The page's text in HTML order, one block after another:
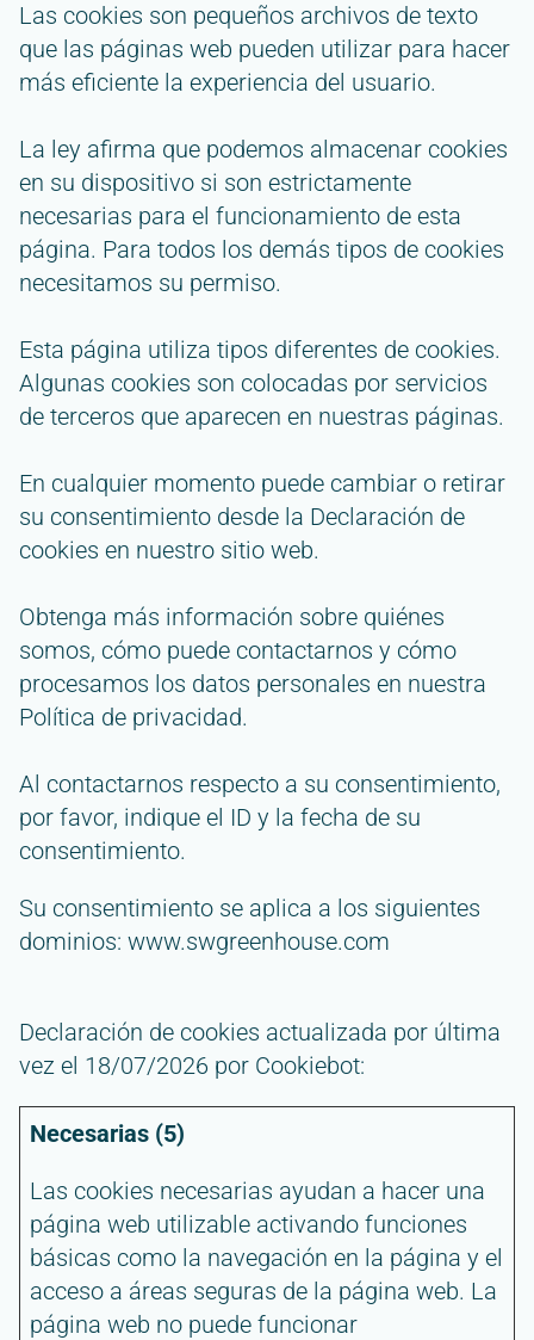
Las cookies son pequeños archivos de texto
que las páginas web pueden utilizar para hacer
más eficiente la experiencia del usuario.
La ley afirma que podemos almacenar cookies
en su dispositivo si son estrictamente
necesarias para el funcionamiento de esta
página. Para todos los demás tipos de cookies
necesitamos su permiso.
Esta página utiliza tipos diferentes de cookies.
Algunas cookies son colocadas por servicios
de terceros que aparecen en nuestras páginas.
En cualquier momento puede cambiar o retirar
su consentimiento desde la Declaración de
cookies en nuestro sitio web.
Obtenga más información sobre quiénes
somos, cómo puede contactarnos y cómo
procesamos los datos personales en nuestra
Política de privacidad.
Al contactarnos respecto a su consentimiento,
por favor, indique el ID y la fecha de su
consentimiento.
Su consentimiento se aplica a los siguientes
dominios: www.swgreenhouse.com
Declaración de cookies actualizada por última
vez el 18/07/2026 por Cookiebot:
Necesarias (5)
Las cookies necesarias ayudan a hacer una
página web utilizable activando funciones
básicas como la navegación en la página y el
acceso a áreas seguras de la página web. La
página web no puede funcionar